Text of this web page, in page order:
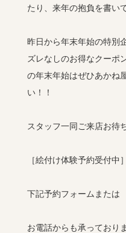
たり、来年の抱負を書い
昨日から年末年始の特別
ズレなしのお得なクーポ
の年末年始はぜひあかね
い！！
スタッフ一同ご来店お待
［絵付け体験予約受付中］
下記予約フォームまたは
お電話からも承っておりま